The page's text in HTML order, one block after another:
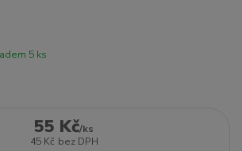
5 ks
55 Kč/ks
45 Kč bez DPH